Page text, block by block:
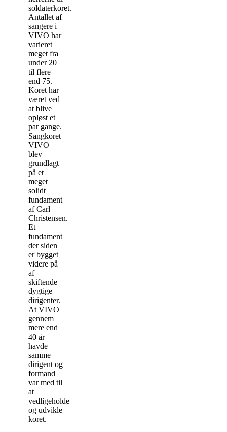
soldaterkoret.
Antallet af
sangere i
VIVO har
varieret
meget fra
under 20
til flere
end 75.
Koret har
været ved
at blive
opløst et
par gange.
Sangkoret
VIVO
blev
grundlagt
på et
meget
solidt
fundament
af Carl
Christensen.
Et
fundament
der siden
er bygget
videre på
af
skiftende
dygtige
dirigenter.
At VIVO
gennem
mere end
40 år
havde
samme
dirigent og
formand
var med til
at
vedligeholde
og udvikle
koret.